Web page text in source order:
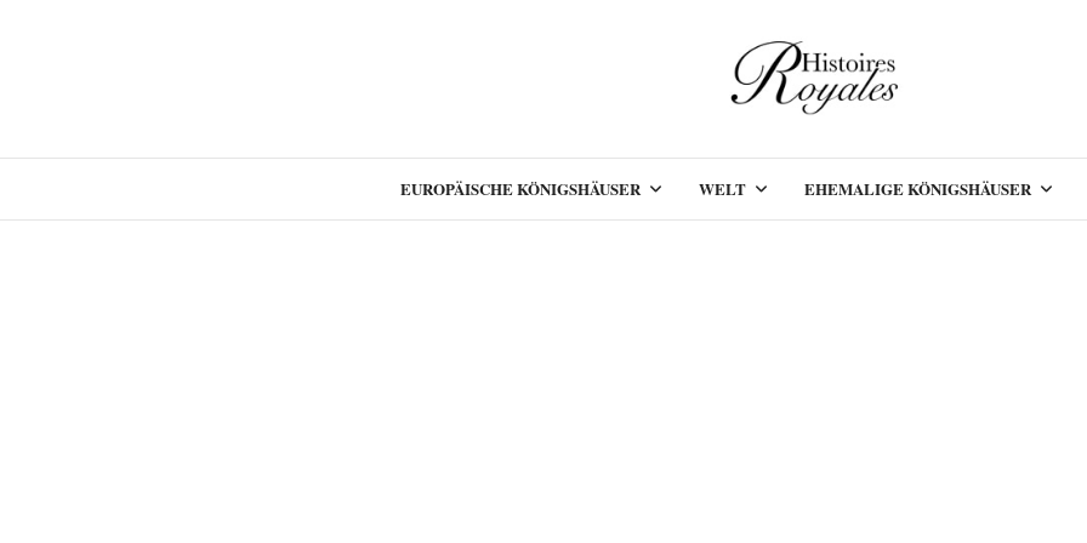
EUROPÄISCHE KÖNIGSHÄUSER WELT EHEMALIGE KÖNIGSHÄUSER